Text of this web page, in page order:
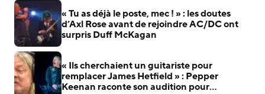
« Tu as déjà le poste, mec ! » : les doutes
d’Axl Rose avant de rejoindre AC/DC ont
surpris Duff McKagan
« Ils cherchaient un guitariste pour
remplacer James Hetfield » : Pepper
Keenan raconte son audition pour